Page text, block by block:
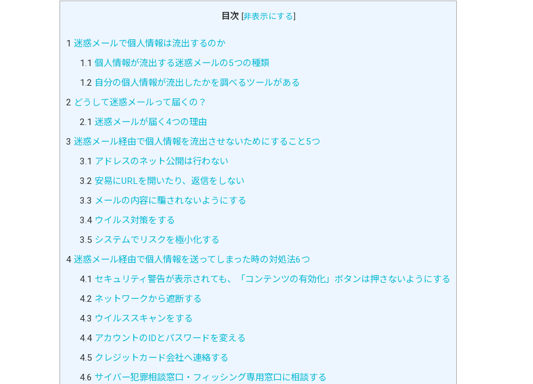
目次 [非表示にする]
1 迷惑メールで個人情報は流出するのか
1.1 個人情報が流出する迷惑メールの5つの種類
1.2 自分の個人情報が流出したかを調べるツールがある
2 どうして迷惑メールって届くの？
2.1 迷惑メールが届く4つの理由
3 迷惑メール経由で個人情報を流出させないためにすること5つ
3.1 アドレスのネット公開は行わない
3.2 安易にURLを開いたり、返信をしない
3.3 メールの内容に騙されないようにする
3.4ウイルス対策をする
3.5 システムでリスクを極小化する
4 迷惑メール経由で個人情報を送ってしまった時の対処法6つ
4.1 セキュリティ警告が表示されても、「コンテンツの有効化」ボタンは押さないようにする
4.2 ネットワークから遮断する
4.3 ウイルススキャンをする
4.4アカウントのIDとパスワードを変える
4.5 クレジットカード会社へ連絡する
4.6 サイバー犯罪相談窓口・フィッシング専用窓口に相談する